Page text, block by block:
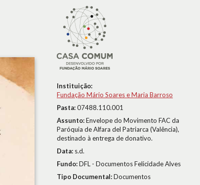
Instituição:
Fundação Mário Soares e Maria Barroso
Pasta:07488.110.001
Assunto:Envelope do Movimento FAC da
Paróquia de Alfara del Patriarca (Valência),
destinado à entrega de donativo.
Data: s.d.
Fundo:DFL - Documentos Felicidade Alves
Tipo Documental:Documentos